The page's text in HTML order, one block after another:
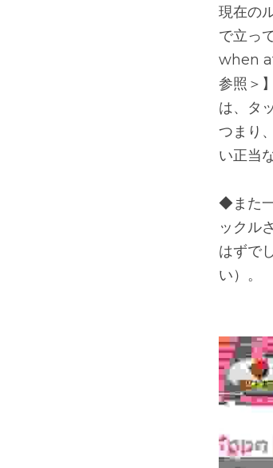
現在の
で立っ
when
参照＞
は、タ
つまり
い正当
◆また
ックル
はずで
い）。